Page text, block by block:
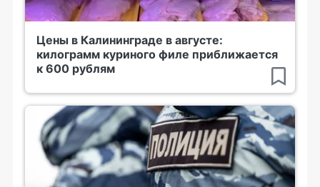
Цены в Калининграде в августе:
килограмм куриного филе приближается
к 600 рублям